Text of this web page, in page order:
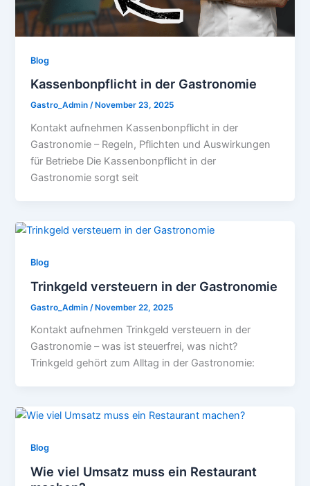
Blog
Kassenbonpflicht in der Gastronomie
Gastro_Admin/ November 23, 2025
Kontakt aufnehmen Kassenbonpflicht in der
Gastronomie – Regeln, Pflichten und Auswirkungen
für Betriebe Die Kassenbonpflicht in der
Gastronomie sorgt seit
Blog
Trinkgeld versteuern in der Gastronomie
Gastro_Admin /November 22, 2025
Kontakt aufnehmen Trinkgeld versteuern in der
Gastronomie – was ist steuerfrei, was nicht?
Trinkgeld gehört zum Alltag in der Gastronomie:
Blog
Wie viel Umsatz muss ein Restaurant